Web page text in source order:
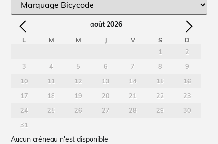
août 2026
L M M J V S
D
1
2
3
4 5 6 7 8
9
10
11 12 13 14 15
16
17
18 19 20 21 22
23
24
25 26 27 28 29
30
31
Aucun créneau n'est disponible